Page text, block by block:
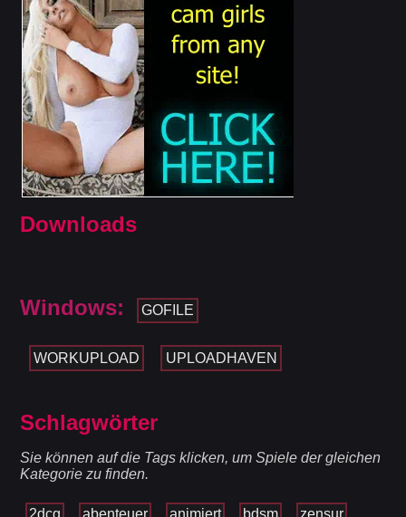
Downloads
Windows: GOFILE
WORKUPLOAD UPLOADHAVEN
Schlagwörter
Sie können auf die Tags klicken, um Spiele der gleichen
Kategorie zu finden.